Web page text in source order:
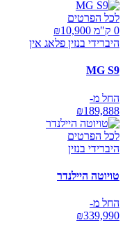
לכל הפרטים
0 ק"מ ₪
10,900
היברידי בנזין פלאג אין
MG S9
החל מ-
₪189,888
לכל הפרטים
היברידי בנזין
טויוטה היילנדר
החל מ-
₪339,990